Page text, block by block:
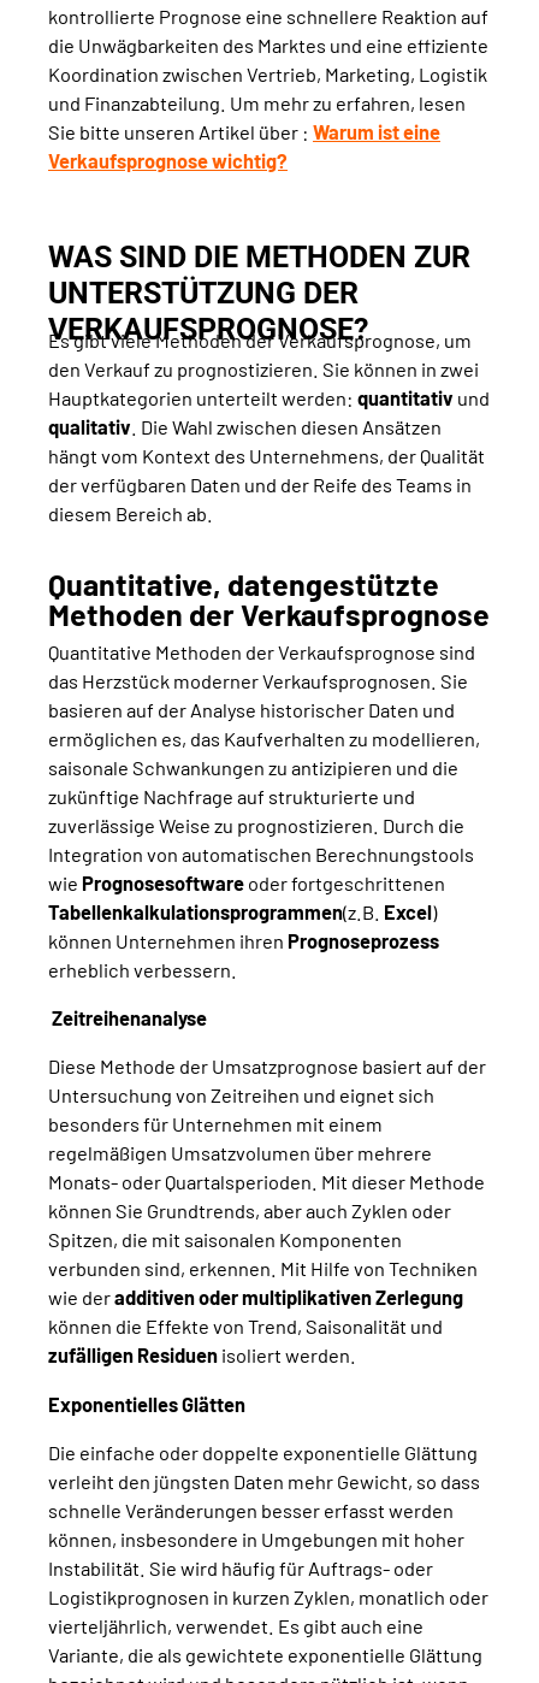
kontrollierte Prognose eine schnellere Reaktion auf
die Unwägbarkeiten des Marktes und eine effiziente
Koordination zwischen Vertrieb, Marketing, Logistik
und Finanzabteilung. Um mehr zu erfahren, lesen
Sie bitte unseren Artikel über : Warum ist eine
Verkaufsprognose wichtig?
WAS SIND DIE METHODEN ZUR
UNTERSTÜTZUNG DER
VERKAUFSPROGNOSE?
Es gibt viele Methoden der Verkaufsprognose, um
den Verkauf zu prognostizieren. Sie können in zwei
Hauptkategorien unterteilt werden: quantitativ und
qualitativ . Die Wahl zwischen diesen Ansätzen
hängt vom Kontext des Unternehmens, der Qualität
der verfügbaren Daten und der Reife des Teams in
diesem Bereich ab.
Quantitative, datengestützte
Methoden der Verkaufsprognose
Quantitative Methoden der Verkaufsprognose sind
das Herzstück moderner Verkaufsprognosen. Sie
basieren auf der Analyse historischer Daten und
ermöglichen es, das Kaufverhalten zu modellieren,
saisonale Schwankungen zu antizipieren und die
zukünftige Nachfrage auf strukturierte und
zuverlässige Weise zu prognostizieren. Durch die
Integration von automatischen Berechnungstools
wie Prognosesoftware oder fortgeschrittenen
Tabellenkalkulationsprogrammen(z.B. Excel)
können Unternehmen ihren Prognoseprozess
erheblich verbessern.
Zeitreihenanalyse
Diese Methode der Umsatzprognose basiert auf der
Untersuchung von Zeitreihen und eignet sich
besonders für Unternehmen mit einem
regelmäßigen Umsatzvolumen über mehrere
Monats- oder Quartalsperioden. Mit dieser Methode
können Sie Grundtrends, aber auch Zyklen oder
Spitzen, die mit saisonalen Komponenten
verbunden sind, erkennen. Mit Hilfe von Techniken
wie deradditiven oder multiplikativen Zerlegung
können die Effekte von Trend, Saisonalität und
zufälligen Residuen isoliert werden.
Exponentielles Glätten
Die einfache oder doppelte exponentielle Glättung
verleiht den jüngsten Daten mehr Gewicht, so dass
schnelle Veränderungen besser erfasst werden
können, insbesondere in Umgebungen mit hoher
Instabilität. Sie wird häufig für Auftrags- oder
Logistikprognosen in kurzen Zyklen, monatlich oder
vierteljährlich, verwendet. Es gibt auch eine
Variante, die als gewichtete exponentielle Glättung